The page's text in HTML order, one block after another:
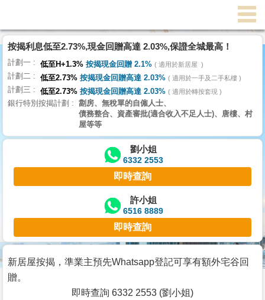
代
理
主
頁
搵
樓/
交
業
主
宅
谷
按
按揭利息低至2.73%,現金回贈高達 2.03%,保證全城最高！
計劃一 低至H+1.3% 按揭現金回贈 2.1% 適用於新居屋
計劃二 低至2.73% 按揭現金回贈高達 2.03% 適用於一手及二手私樓
計劃三 低至2.73% 按揭現金回贈高達 2.03% 適用於轉按套現
銀行特別按揭計劃
劏房、無稅單的自僱人士、
債務整合、資產審批(適合收入不足人士)、唐樓、村
屋等等
劉小姐
6332 2553
即時查詢
許小姐
6516 8889
即時查詢
新居屋按揭，準業主預先Whatsapp登記可享有額外宅谷回
贈。
即時查詢 6332 2553 (劉小姐)